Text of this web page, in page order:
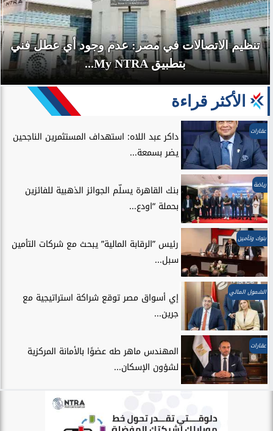
بنك QNB مصر يعزز جاهزية المشروعات الصغيرة
والمتوسطة للنمو والتوسع من خلال...
الأكثر قراءة
عقارات
داكر عبد اللاه: استهداف المستثمرين الناجحين
يضر بسمعة...
رياضة
بنك القاهرة يسلّم الجوائز الذهبية للفائزين
بحملة “اودع...
بنوك وتأمين
رئيس ”الرقابة المالية” يبحث مع شركات التأمين
سبل...
الشمول المالي
إي أسواق مصر توقع شراكة استراتيجية مع
جرين...
عقارات
المهندس ماهر طه عضوًا بالأمانة المركزية
لشؤون الإسكان...